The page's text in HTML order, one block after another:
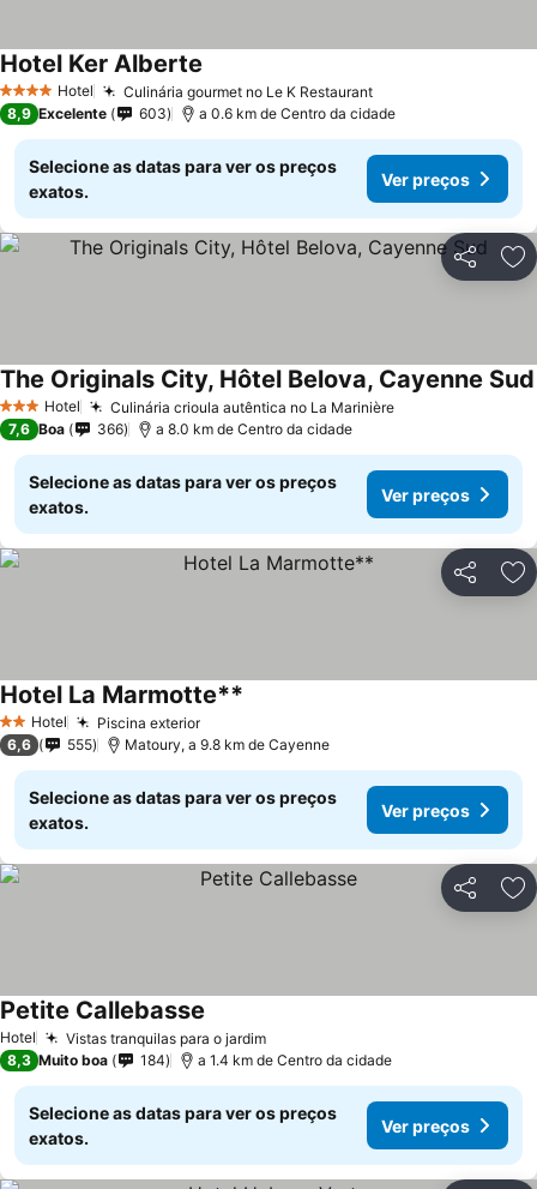
4 EstrelasHotel Culinária gourmet no Le K Restaurant
Hotel Ker Alberte
8,9 Excelente 603 a 0.6 km de Centro da cidade
Selecione as datas para ver os preços
exatos.
Ver preços
Partilhar
3 EstrelasHotel Culinária crioula autêntica no La Marinière
The Originals City, Hôtel Belova, Cayenne Sud
7,6 Boa 366 a 8.0 km de Centro da cidade
Selecione as datas para ver os preços
exatos.
Ver preços
Partilhar
2 Estrelas
Hotel Piscina exterior
Hotel La Marmotte**
6,6 555 Matoury, a 9.8 km de Cayenne
Selecione as datas para ver os preços
exatos.
Ver preços
Partilhar
Hotel Vistas tranquilas para o jardim
Petite Callebasse
8,3 Muito boa 184 a 1.4 km de Centro da cidade
Selecione as datas para ver os preços
exatos.
Ver preços